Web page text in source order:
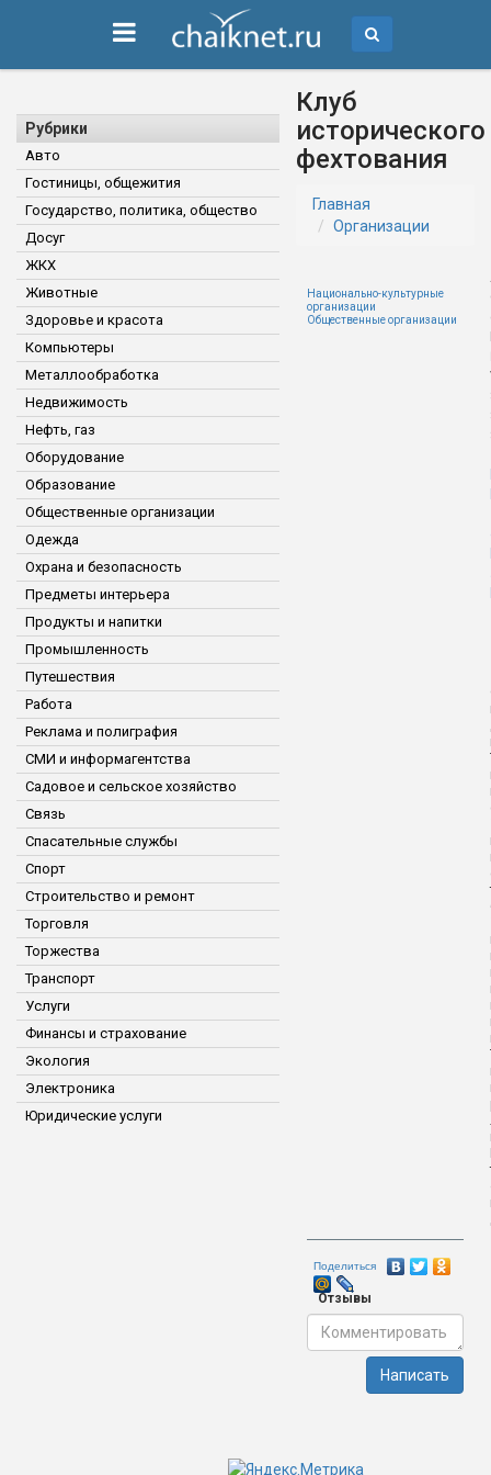
Рубрики
Авто
Гостиницы, общежития
Государство, политика, общество
Досуг
ЖКХ
Животные
Здоровье и красота
Компьютеры
Металлообработка
Недвижимость
Нефть, газ
Оборудование
Образование
Общественные организации
Одежда
Охрана и безопасность
Предметы интерьера
Продукты и напитки
Промышленность
Путешествия
Работа
Реклама и полиграфия
СМИ и информагентства
Садовое и сельское хозяйство
Связь
Спасательные службы
Спорт
Строительство и ремонт
Торговля
Торжества
Транспорт
Услуги
Финансы и страхование
Экология
Электроника
Юридические услуги
Клуб
исторического
фехтования
Главная
Организации
Национально-культурные
организации
Общественные организации
Поделиться
Отзывы
Написать